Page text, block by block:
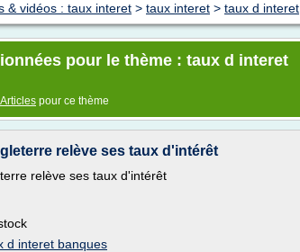
& vidéos : taux interet > taux interet > taux d interet
pour le thème : taux d interet
pour ce thème
relève ses taux d'intérêt
relève ses taux d'intérêt
d interet banques